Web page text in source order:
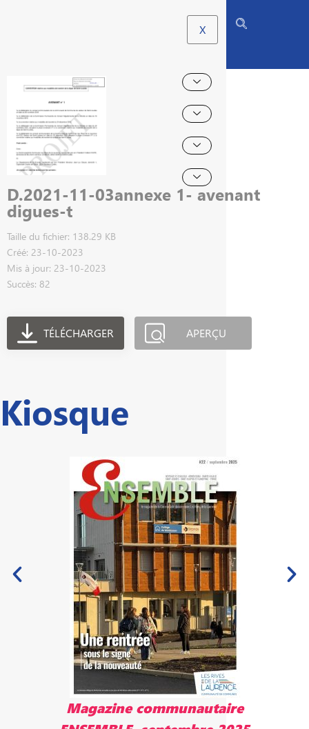
X
D.2021-11-03annexe 1- avenant
digues-t
Taille du fichier: 138.29 KB
Créé: 23-10-2023
Mis à jour: 23-10-2023
Succès: 82
TÉLÉCHARGER APERÇU
Kiosque
Magazine communautaire